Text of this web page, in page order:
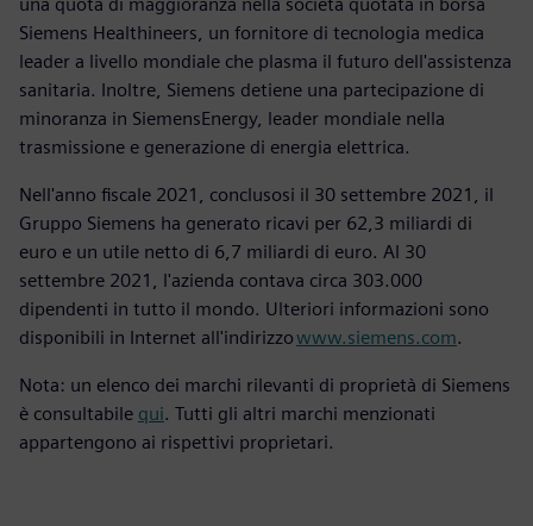
Siemens Healthineers, un fornitore di tecnologia medica
leader a livello mondiale che plasma il futuro dell'assistenza
sanitaria. Inoltre, Siemens detiene una partecipazione di
minoranza in SiemensEnergy, leader mondiale nella
trasmissione e generazione di energia elettrica.
Nell'anno fiscale 2021, conclusosi il 30 settembre 2021, il
Gruppo Siemens ha generato ricavi per 62,3 miliardi di
euro e un utile netto di 6,7 miliardi di euro. Al 30
settembre 2021, l'azienda contava circa 303.000
dipendenti in tutto il mondo. Ulteriori informazioni sono
disponibili in Internet all'indirizzowww.siemens.com.
Nota: un elenco dei marchi rilevanti di proprietà di Siemens
è consultabile qui. Tutti gli altri marchi menzionati
appartengono ai rispettivi proprietari.